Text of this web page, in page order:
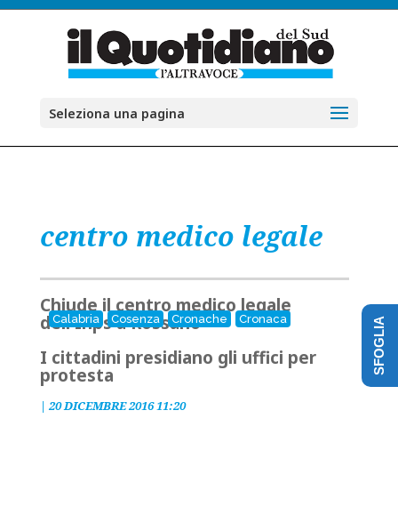
Seleziona una pagina
centro medico legale
Calabria Cosenza Cronache Cronaca
Chiude il centro medico legale
dell'Inps a Rossano
I cittadini presidiano gli uffici per
protesta
| 20 DICEMBRE 2016 11:20
SFOGLIA